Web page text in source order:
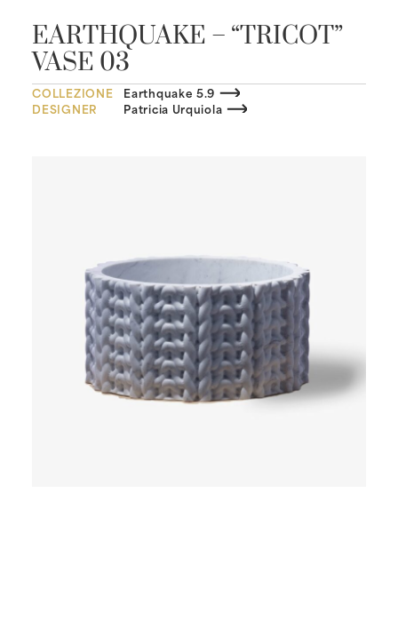
EARTHQUAKE – “TRICOT”
VASE 03
COLLEZIONE
Earthquake 5.9
DESIGNER
Patricia Urquiola